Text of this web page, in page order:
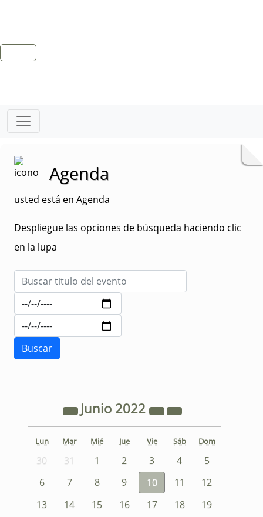
Agenda
usted está en Agenda
Despliegue las opciones de búsqueda haciendo clic
en la lupa
Junio 2022
Lun Mar Mié Jue Vie Sáb Dom
30 31 1 2 3 4
5
6
7 8 9 10 11
12
13
14 15 16 17 18
19